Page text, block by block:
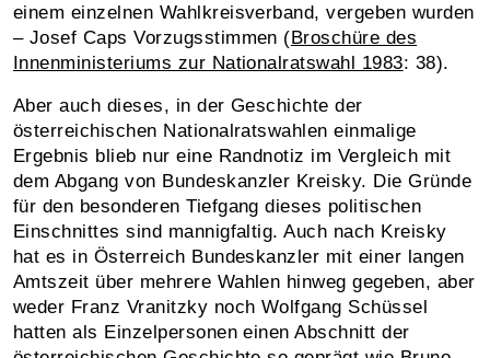
einem einzelnen Wahlkreisverband, vergeben wurden
– Josef Caps Vorzugsstimmen (Broschüre des
Innenministeriums zur Nationalratswahl 1983: 38).
Aber auch dieses, in der Geschichte der
österreichischen Nationalratswahlen einmalige
Ergebnis blieb nur eine Randnotiz im Vergleich mit
dem Abgang von Bundeskanzler Kreisky. Die Gründe
für den besonderen Tiefgang dieses politischen
Einschnittes sind mannigfaltig. Auch nach Kreisky
hat es in Österreich Bundeskanzler mit einer langen
Amtszeit über mehrere Wahlen hinweg gegeben, aber
weder Franz Vranitzky noch Wolfgang Schüssel
hatten als Einzelpersonen einen Abschnitt der